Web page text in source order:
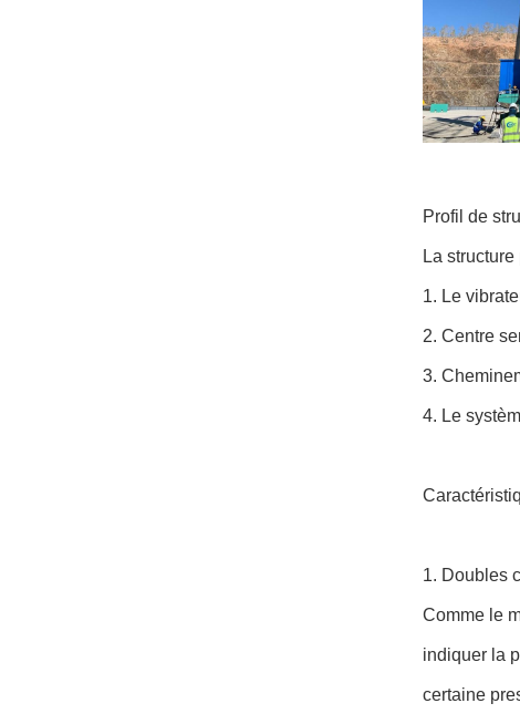
Profil de
La
1. Le
2. Centre
3.
4. Le
1. Doubles
Comme le
indiquer la
certaine